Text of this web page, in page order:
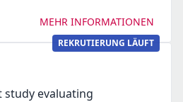
MEHR INFORMATIONEN
REKRUTIERUNG LÄUFT
study evaluating